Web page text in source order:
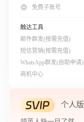
免费子账号
触达工具
邮件群发(按需充值)
短信营销(按需充值)
WhatsApp群发(自助申请)
商机中心
个人版